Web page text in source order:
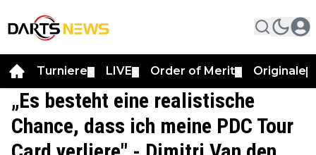
Turniere LIVE Order of Merit Originale
„Es besteht eine realistische
Chance, dass ich meine PDC Tour